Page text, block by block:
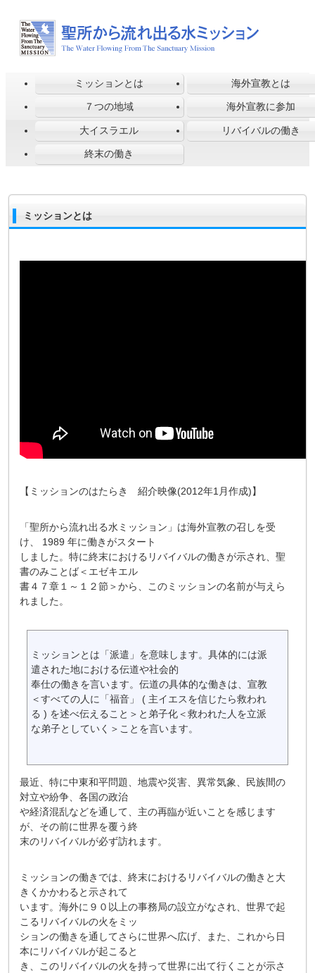
ミッションとは 海外宣教とは
７つの地域 海外宣教に参加
大イスラエル リバイバルの働き
終末の働き
ミッションとは
【ミッションのはたらき 紹介映像(2012年1月作成)】
「聖所から流れ出る水ミッション」は海外宣教の召しを受
け、 1989 年に働きがスタート
しました。特に終末におけるリバイバルの働きが示され、聖
書のみことば＜エゼキエル
書４７章１～１２節＞から、このミッションの名前が与えら
れました。
ミッションとは「派遣」を意味します。具体的には派
遣された地における伝道や社会的
奉仕の働きを言います。伝道の具体的な働きは、宣教
＜すべての人に「福音」 ( 主イエスを信じたら救われ
る ) を述べ伝えること＞と弟子化＜救われた人を立派
な弟子としていく＞ことを言います。
最近、特に中東和平問題、地震や災害、異常気象、民族間の
対立や紛争、各国の政治
や経済混乱などを通して、主の再臨が近いことを感じます
が、その前に世界を覆う終
末のリバイバルが必ず訪れます。
ミッションの働きでは、終末におけるリバイバルの働きと大
きくかかわると示されて
います。海外に９０以上の事務局の設立がなされ、世界で起
こるリバイバルの火をミッ
ションの働きを通してさらに世界へ広げ、また、これから日
本にリバイバルが起こると
き、このリバイバルの火を持って世界に出て行くことが示さ